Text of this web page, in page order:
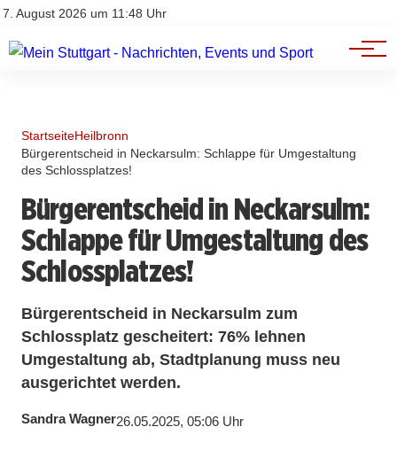
7. August 2026 um 11:48 Uhr
Impressum
Branchenbuch
Werbung
StartseiteHeilbronn
Bürgerentscheid in Neckarsulm: Schlappe für Umgestaltung
des Schlossplatzes!
Bürgerentscheid in Neckarsulm:
Schlappe für Umgestaltung des
Schlossplatzes!
Bürgerentscheid in Neckarsulm zum
Schlossplatz gescheitert: 76% lehnen
Umgestaltung ab, Stadtplanung muss neu
ausgerichtet werden.
Sandra Wagner26.05.2025, 05:06 Uhr